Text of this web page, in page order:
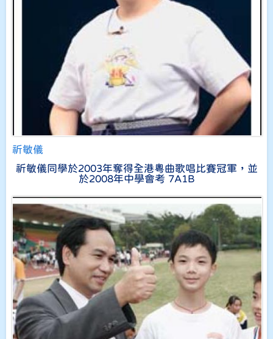
祈敏儀
祈敏儀同學於2003年奪得全港粵曲歌唱比賽冠軍，並
於2008年中學會考 7A1B